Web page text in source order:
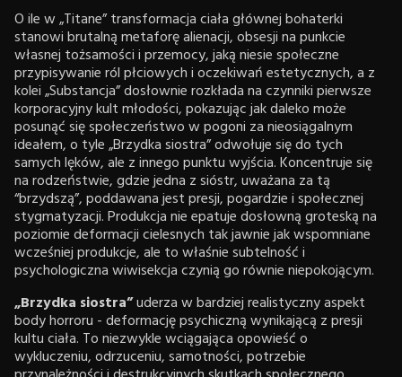
O ile w „Titane” transformacja ciała głównej bohaterki
stanowi brutalną metaforę alienacji, obsesji na punkcie
własnej tożsamości i przemocy, jaką niesie społeczne
przypisywanie ról płciowych i oczekiwań estetycznych, a z
kolei „Substancja” dosłownie rozkłada na czynniki pierwsze
korporacyjny kult młodości, pokazując jak daleko może
posunąć się społeczeństwo w pogoni za nieosiągalnym
ideałem, o tyle „Brzydka siostra” odwołuje się do tych
samych lęków, ale z innego punktu wyjścia. Koncentruje się
na rodzeństwie, gdzie jedna z sióstr, uważana za tą
“brzydszą”, poddawana jest presji, pogardzie i społecznej
stygmatyzacji. Produkcja nie epatuje dosłowną groteską na
poziomie deformacji cielesnych tak jawnie jak wspomniane
wcześniej produkcje, ale to właśnie subtelność i
psychologiczna wiwisekcja czynią go równie niepokojącym.
„Brzydka siostra”uderza w bardziej realistyczny aspekt
body horroru - deformację psychiczną wynikającą z presji
kultu ciała. To niezwykle wciągająca opowieść o
wykluczeniu, odrzuceniu, samotności, potrzebie